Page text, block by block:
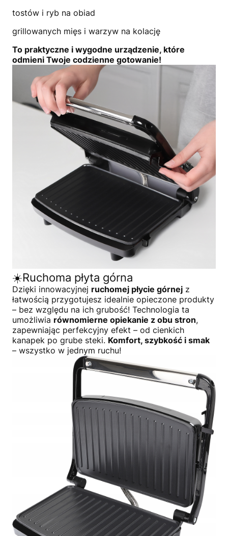
tostów i ryb na obiad
grillowanych mięs i warzyw na kolację
To praktyczne i wygodne urządzenie, które
odmieni Twoje codzienne gotowanie!
☀️Ruchoma płyta górna
Dzięki innowacyjnej ruchomej płycie górnej z
łatwością przygotujesz idealnie opieczone produkty
– bez względu na ich grubość! Technologia ta
umożliwia równomierne opiekanie z obu stron,
zapewniając perfekcyjny efekt – od cienkich
kanapek po grube steki. Komfort, szybkość i smak
– wszystko w jednym ruchu!